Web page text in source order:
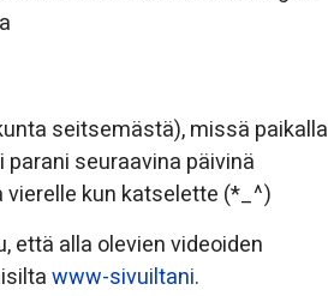
seitsemästä), missä paikalla
seuraavina päivinä
kun katselette (*_^)
että alla olevien videoiden
www-sivuiltani.